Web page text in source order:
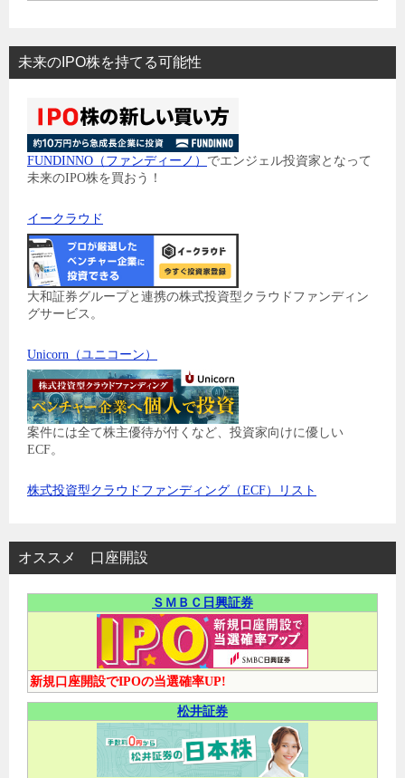
未来のIPO株を持てる可能性
FUNDINNO（ファンディーノ） でエンジェル投資家となって
未来のIPO株を買おう！
イークラウド
大和証券グループと連携の株式投資型クラウドファンディン
グサービス。
Unicorn（ユニコーン）
案件には全て株主優待が付くなど、投資家向けに優しい
ECF。
株式投資型クラウドファンディング（ECF）リスト
オススメ 口座開設
ＳＭＢＣ日興証券
新規口座開設でIPOの当選確率UP!
松井証券